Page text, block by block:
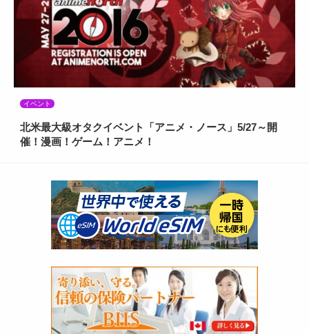
イベント
北米最大級オタクイベント「アニメ・ノース」5/27～開
催！漫画！ゲーム！アニメ！